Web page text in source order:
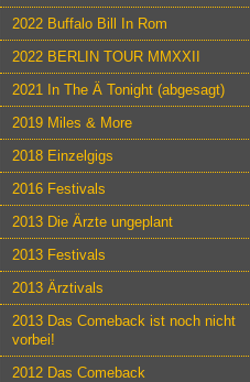
2022 Buffalo Bill In Rom
2022 BERLIN TOUR MMXXII
2021 In The Ä Tonight (abgesagt)
2019 Miles & More
2018 Einzelgigs
2016 Festivals
2013 Die Ärzte ungeplant
2013 Festivals
2013 Ärztivals
2013 Das Comeback ist noch nicht
vorbei!
2012 Das Comeback